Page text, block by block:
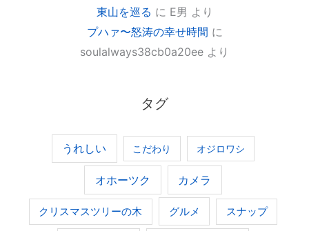
東山を巡る に E男 より
プハァ〜怒涛の幸せ時間 に
soulalways38cb0a20ee より
タグ
うれしい こだわり オジロワシ
オホーツク カメラ
クリスマスツリーの木 グルメ スナップ